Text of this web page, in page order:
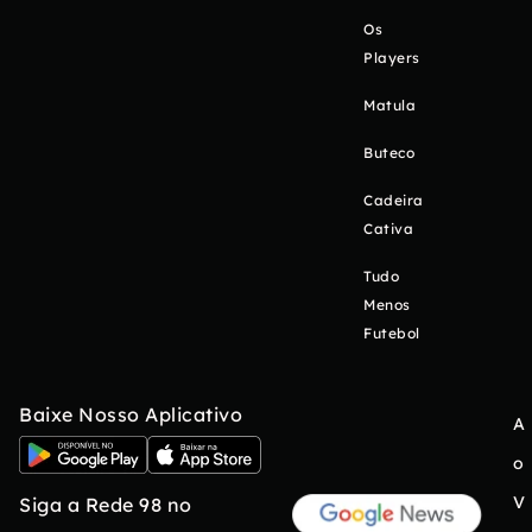
Os
Players
Matula
Buteco
Cadeira
Cativa
Tudo
Menos
Futebol
Baixe Nosso Aplicativo
Siga a Rede 98 no
A
o
V